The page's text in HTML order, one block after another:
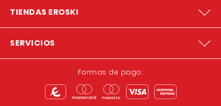
TIENDAS EROSKI
SERVICIOS
Formas de pago: